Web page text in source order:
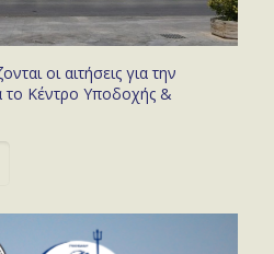
οι αιτήσεις για την
Κέντρο Υποδοχής &